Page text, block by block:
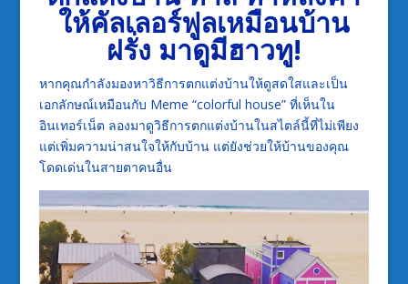
ให้คัลเลอร์ฟูลเหมือนบ้าน
ฝรั่ง มาดูมีฮาวทู!
หากคุณกำลังมองหาวิธีการตกแต่งบ้านให้ดูสดใสและเป็น
เอกลักษณ์เหมือนกับ Meme “colorful house” ที่เห็นใน
อินเทอร์เน็ต ลองมาดูวิธีการตกแต่งบ้านในสไตล์นี้ที่ไม่เพียง
แต่เพิ่มความน่าสนใจให้กับบ้าน แต่ยังช่วยให้บ้านของคุณ
โดดเด่นในสายตาคนอื่น